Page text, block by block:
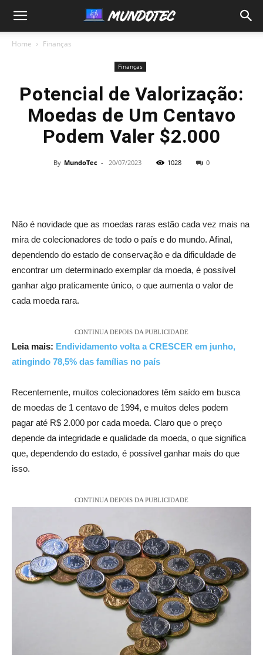
MundoTec
Home Finanças
Finanças
Potencial de Valorização:
Moedas de Um Centavo
Podem Valer $2.000
By MundoTec - 20/07/2023 1028 0
Não é novidade que as moedas raras estão cada vez mais na
mira de colecionadores de todo o país e do mundo. Afinal,
dependendo do estado de conservação e da dificuldade de
encontrar um determinado exemplar da moeda, é possível
ganhar algo praticamente único, o que aumenta o valor de
cada moeda rara.
CONTINUA DEPOIS DA PUBLICIDADE
Leia mais: Endividamento volta a CRESCER em junho,
atingindo 78,5% das famílias no país
Recentemente, muitos colecionadores têm saído em busca
de moedas de 1 centavo de 1994, e muitos deles podem
pagar até R$ 2.000 por cada moeda. Claro que o preço
depende da integridade e qualidade da moeda, o que significa
que, dependendo do estado, é possível ganhar mais do que
isso.
CONTINUA DEPOIS DA PUBLICIDADE